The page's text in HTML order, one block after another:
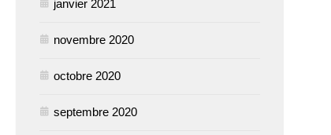
janvier 2021
novembre 2020
octobre 2020
septembre 2020